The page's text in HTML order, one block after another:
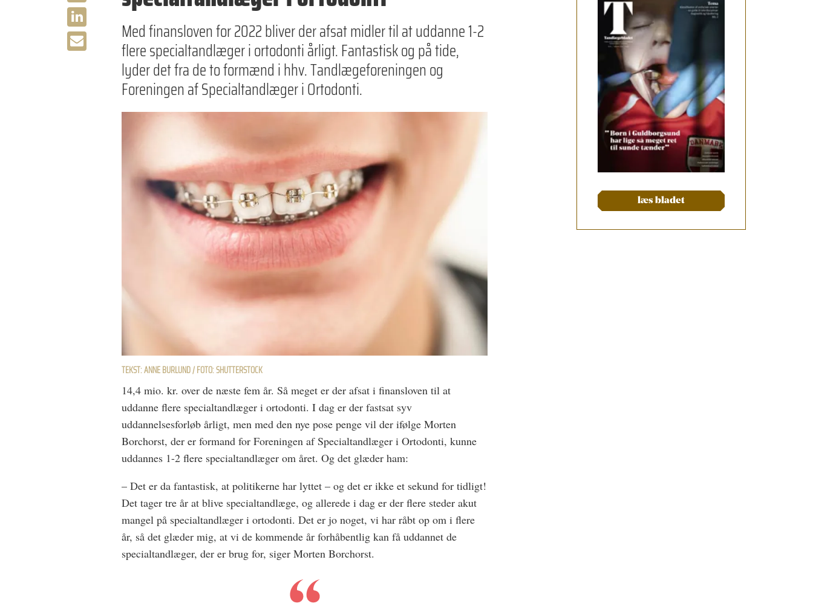
Med finansloven for 2022 bliver der afsat midler til at uddanne 1-2
flere specialtandlæger i ortodonti årligt. Fantastisk og på tide,
lyder det fra de to formænd i hhv. Tandlægeforeningen og
Foreningen af Specialtandlæger i Ortodonti.
TEKST: ANNE BURLUND / FOTO: SHUTTERSTOCK
14,4 mio. kr. over de næste fem år. Så meget er der afsat i finansloven til at
uddanne flere specialtandlæger i ortodonti. I dag er der fastsat syv
uddannelsesforløb årligt, men med den nye pose penge vil der ifølge Morten
Borchorst, der er formand for Foreningen af Specialtandlæger i Ortodonti, kunne
uddannes 1-2 flere specialtandlæger om året. Og det glæder ham:
– Det er da fantastisk, at politikerne har lyttet – og det er ikke et sekund for tidligt!
Det tager tre år at blive specialtandlæge, og allerede i dag er der flere steder akut
mangel på specialtandlæger i ortodonti. Det er jo noget, vi har råbt op om i flere
år, så det glæder mig, at vi de kommende år forhåbentlig kan få uddannet de
specialtandlæger, der er brug for, siger Morten Borchorst.
læs bladet